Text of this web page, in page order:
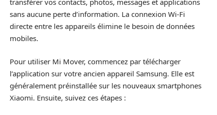
transférer vos contacts, photos, messages et applications
sans aucune perte d’information. La connexion Wi-Fi
directe entre les appareils élimine le besoin de données
mobiles.
Pour utiliser Mi Mover, commencez par télécharger
l’application sur votre ancien appareil Samsung. Elle est
généralement préinstallée sur les nouveaux smartphones
Xiaomi. Ensuite, suivez ces étapes :